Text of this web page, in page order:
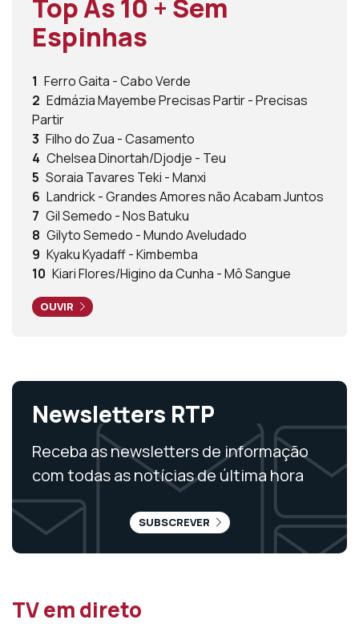
Top As 10 + Sem
Espinhas
1 Ferro Gaita - Cabo Verde
2 Edmázia Mayembe Precisas Partir - Precisas
Partir
3 Filho do Zua - Casamento
4 Chelsea Dinortah/Djodje - Teu
5 Soraia Tavares Teki - Manxi
6 Landrick - Grandes Amores não Acabam Juntos
7 Gil Semedo - Nos Batuku
8 Gilyto Semedo - Mundo Aveludado
9 Kyaku Kyadaff - Kimbemba
10 Kiari Flores/Higino da Cunha - Mô Sangue
OUVIR
Newsletters RTP
Receba as newsletters de informação
com todas as notícias de última hora
SUBSCREVER
TV em direto